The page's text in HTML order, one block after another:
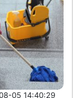
търси работа,
на
блокове в
и предлага
цени. За
Нели